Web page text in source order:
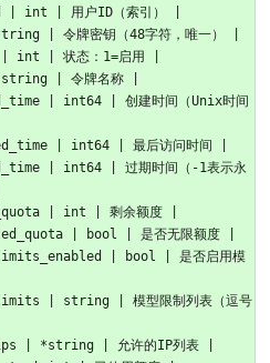
| int | 用户ID（索引） |
| 令牌密钥（48字符，唯一） |
int | 状态：1=启用 |
| 令牌名称 |
| int64 | 创建时间（Unix时间
| int64 | 最后访问时间 |
| int64 | 过期时间（-1表示永
| int | 剩余额度 |
| bool | 是否无限额度 |
| bool | 是否启用模
| string | 模型限制列表（逗号
| *string | 允许的IP列表 |